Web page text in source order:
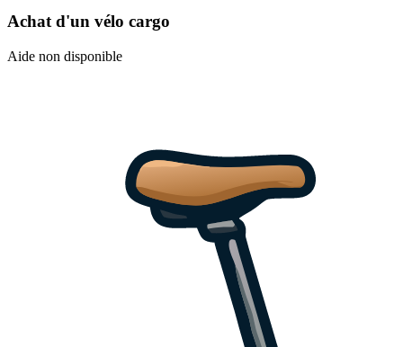
Achat d'un vélo cargo
Aide non disponible